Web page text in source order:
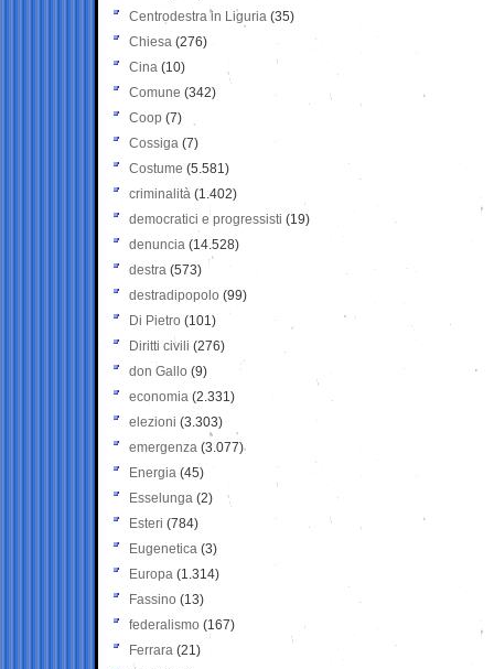
Centrodestra in Liguria (35)
Chiesa (276)
Cina (10)
Comune (342)
Coop (7)
Cossiga (7)
Costume (5.581)
criminalità (1.402)
democratici e progressisti (19)
denuncia (14.528)
destra (573)
destradipopolo (99)
Di Pietro (101)
Diritti civili (276)
don Gallo (9)
economia (2.331)
elezioni (3.303)
emergenza (3.077)
Energia (45)
Esselunga (2)
Esteri (784)
Eugenetica (3)
Europa (1.314)
Fassino (13)
federalismo (167)
Ferrara (21)